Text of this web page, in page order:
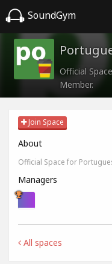
SoundGym
Official
Member.
Join Space
About
Official Space for
Managers
All spaces